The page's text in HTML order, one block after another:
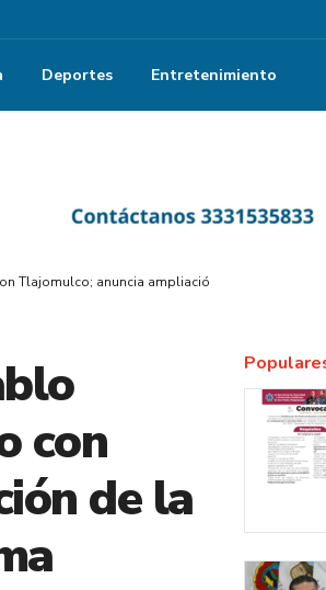
Deportes Entretenimiento
Tlajomulco; anuncia ampliación de la avenida
con
de la